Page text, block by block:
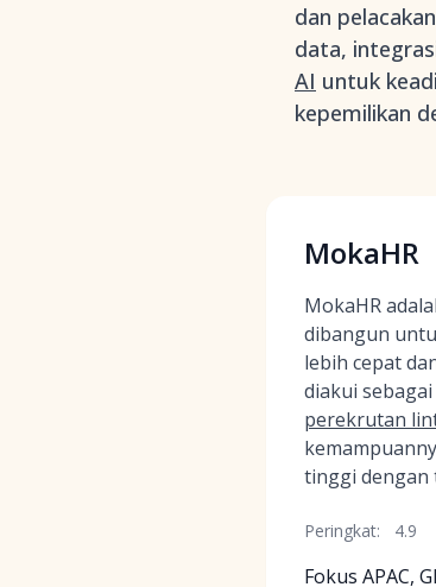
dan
data,
AI untuk
kepemilikan
MokaHR
MokaHR
dibangun
lebih cepat
diakui sebagai
perekrutan
tinggi dengan
Peringkat: 4.9
Fokus APAC,